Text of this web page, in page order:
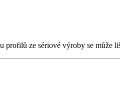
profilů ze sériové výroby se může